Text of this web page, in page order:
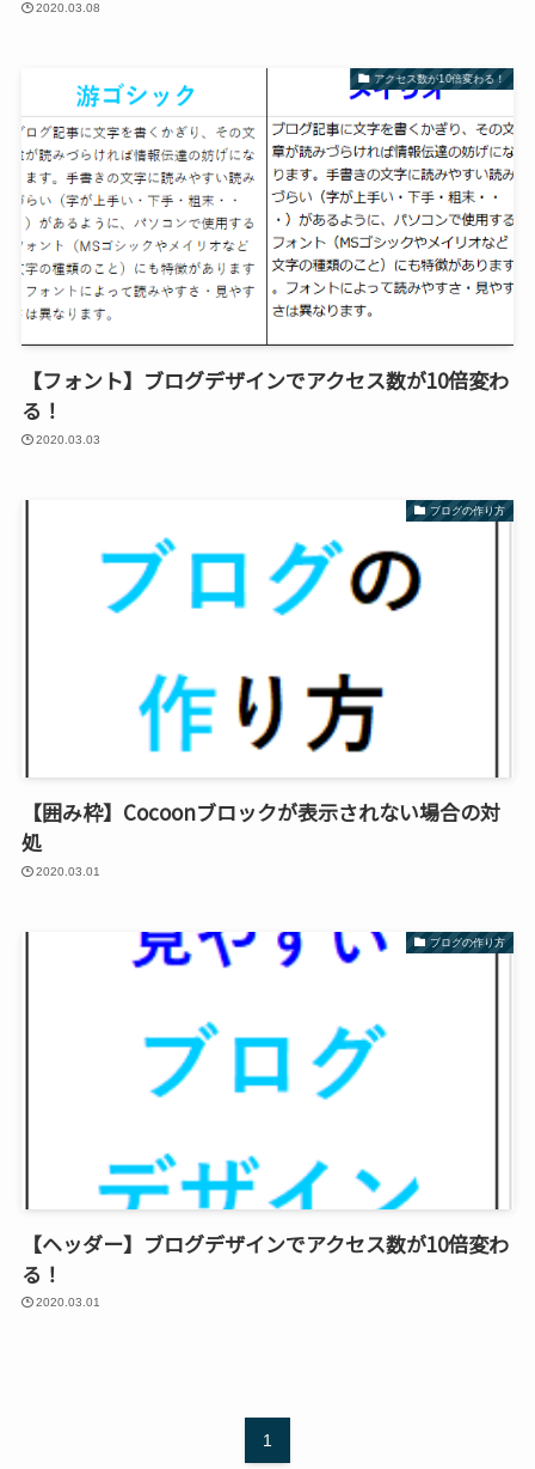
2020.03.08
アクセス数が10倍変わる！
【フォント】ブログデザインでアクセス数が10倍変わ
る！
2020.03.03
ブログの作り方
【囲み枠】Cocoonブロックが表示されない場合の対
処
2020.03.01
ブログの作り方
【ヘッダー】ブログデザインでアクセス数が10倍変わ
る！
2020.03.01
1